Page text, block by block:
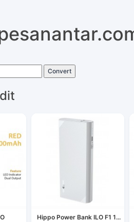
Convert
Hippo Power Bank ILO F1 1...